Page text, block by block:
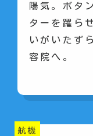
陽気。ボタ
ターを躍ら
いがいたず
容院へ。
航機